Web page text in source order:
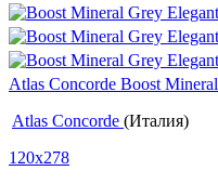
Atlas Concorde Boost Mineral
Atlas Concorde (Италия)
120x278